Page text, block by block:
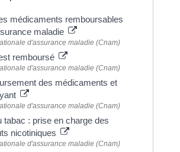
médicaments remboursables
maladie
d'assurance maladie (Cnam)
remboursé
d'assurance maladie (Cnam)
des médicaments et
d'assurance maladie (Cnam)
tabac : prise en charge des
nicotiniques
d'assurance maladie (Cnam)